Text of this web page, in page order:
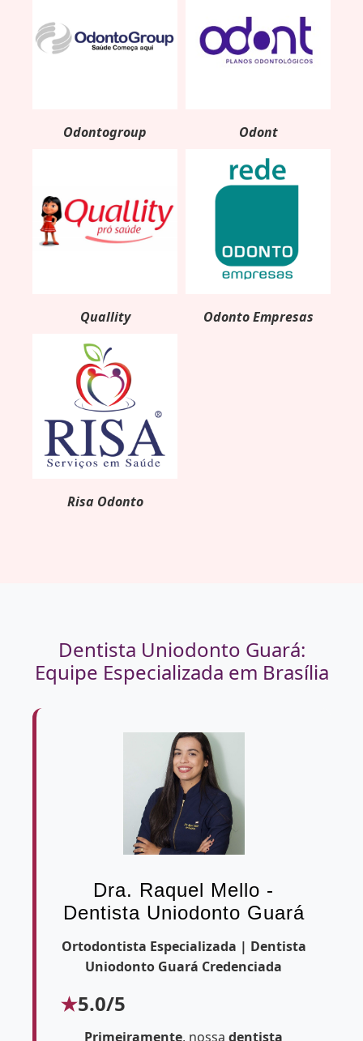
Odontogroup Odont
Quallity Odonto Empresas
Risa Odonto
Dentista Uniodonto Guará:
Equipe Especializada em Brasília
Dra. Raquel Mello -
Dentista Uniodonto Guará
Ortodontista Especializada | Dentista
Uniodonto Guará Credenciada
5.0/5
Primeiramente, nossa dentista